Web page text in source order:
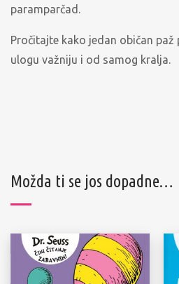
paramparčad.
Pročitajte kako jedan običan
ulogu važniju i od samog kralja.
Možda ti se jos dopadne…